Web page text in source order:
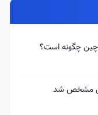
چین چگونه است؟
مشخص شد